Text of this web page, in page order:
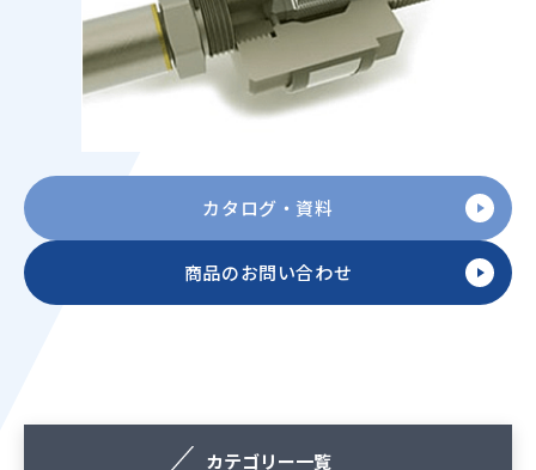
カタログ・資料
商品のお問い合わせ
カテゴリー一覧